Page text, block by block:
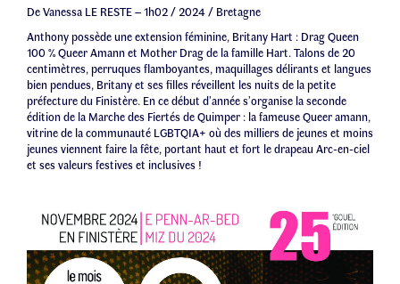
De Vanessa LE RESTE – 1h02 / 2024 / Bretagne
Anthony possède une extension féminine, Britany Hart : Drag Queen
100 % Queer Amann et Mother Drag de la famille Hart. Talons de 20
centimètres, perruques flamboyantes, maquillages délirants et langues
bien pendues, Britany et ses filles réveillent les nuits de la petite
préfecture du Finistère. En ce début d’année s’organise la seconde
édition de la Marche des Fiertés de Quimper : la fameuse Queer amann,
vitrine de la communauté LGBTQIA+ où des milliers de jeunes et moins
jeunes viennent faire la fête, portant haut et fort le drapeau Arc-en-ciel
et ses valeurs festives et inclusives !